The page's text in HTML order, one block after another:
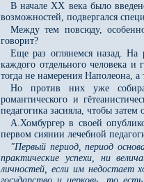
В начале XX века было
возможностей, подвергался
Между тем повсюду,
говорит?
Еще раз оглянемся назад. На
каждого отдельного человека
тогда не намерения Наполеона,
Но против них уже
романтического и
педагогика засияла, чтобы затем
А.Хомбургер в своей
первом сиянии лечебной
"Первый период, период
практические успехи, ни
личностей, если им недостает